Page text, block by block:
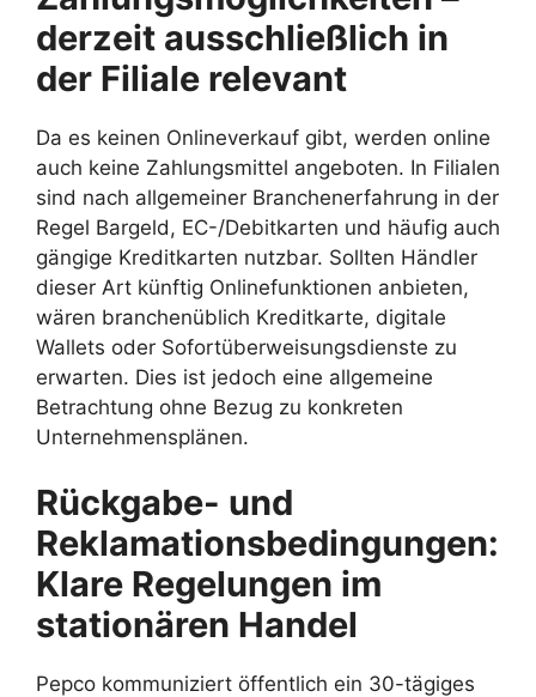
derzeit ausschließlich in
der Filiale relevant
Da es keinen Onlineverkauf gibt, werden online
auch keine Zahlungsmittel angeboten. In Filialen
sind nach allgemeiner Branchenerfahrung in der
Regel Bargeld, EC-/Debitkarten und häufig auch
gängige Kreditkarten nutzbar. Sollten Händler
dieser Art künftig Onlinefunktionen anbieten,
wären branchenüblich Kreditkarte, digitale
Wallets oder Sofortüberweisungsdienste zu
erwarten. Dies ist jedoch eine allgemeine
Betrachtung ohne Bezug zu konkreten
Unternehmensplänen.
Rückgabe- und
Reklamationsbedingungen:
Klare Regelungen im
stationären Handel
Pepco kommuniziert öffentlich ein 30-tägiges